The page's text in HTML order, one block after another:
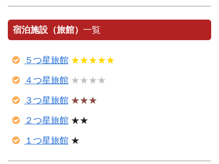
宿泊施設（旅館） 一覧
５つ星旅館 ★★★★★
４つ星旅館 ★★★★
３つ星旅館 ★★★
２つ星旅館 ★★
１つ星旅館 ★